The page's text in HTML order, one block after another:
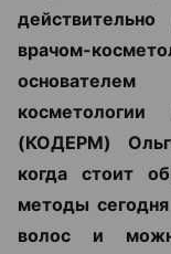
врачом-
(КОДЕРМ)
когда стоит
методы
волос и